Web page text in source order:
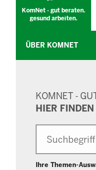
KomNet - gut beraten.
gesund arbeiten.
ÜBER KOMNET
KOMNET -
HIER
Ihre Themen-